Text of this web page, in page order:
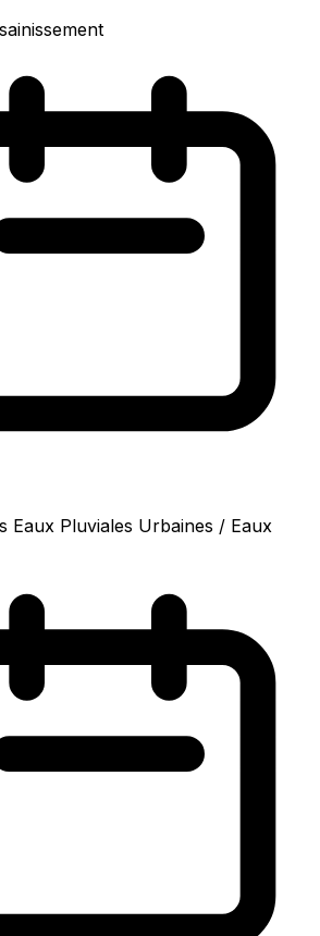
Eaux Pluviales Urbaines / Eaux